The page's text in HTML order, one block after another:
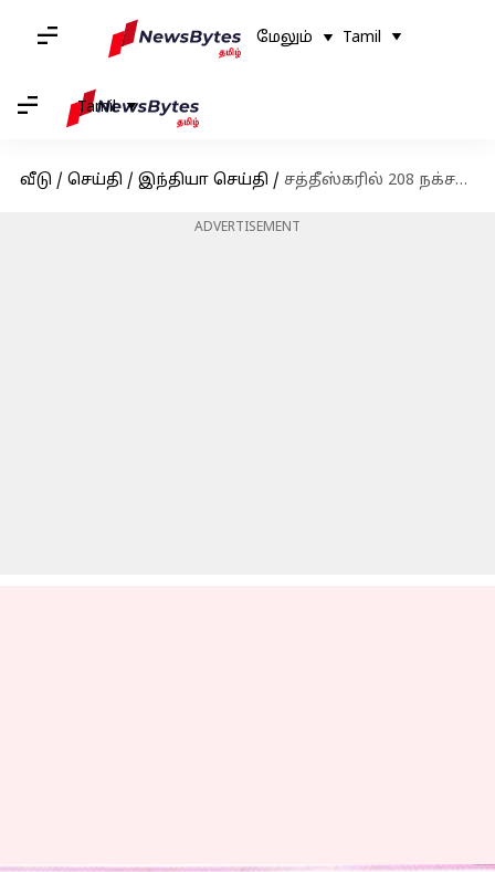
மேலும் Tamil
Tamil
வீடு / செய்தி / இந்தியா செய்தி / சத்தீஸ்கரில் 208 நக்சலைட்டுகள் 153 ஆயுதங்களுடன் சரணடைந்தனர்
ADVERTISEMENT